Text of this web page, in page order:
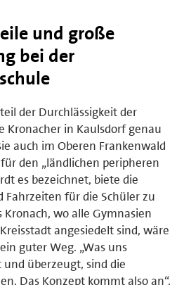
und große
bei der
der Durchlässigkeit der
Kronacher in Kaulsdorf genau
auch im Oberen Frankenwald
den „ländlichen peripheren
es bezeichnet, biete die
Fahrzeiten für die Schüler zu
wo alle Gymnasien
angesiedelt sind, wäre
guter Weg. „Was uns
überzeugt, sind die
Das Konzept kommt also an“,